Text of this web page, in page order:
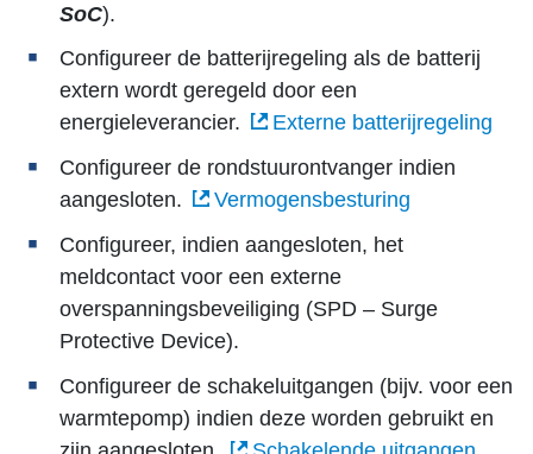
SoC).
Configureer de batterijregeling als de batterij
extern wordt geregeld door een
energieleverancier.
Externe batterijregeling
Configureer de rondstuurontvanger indien
aangesloten.
Vermogensbesturing
Configureer, indien aangesloten, het
meldcontact voor een externe
overspanningsbeveiliging (SPD – Surge
Protective Device).
Configureer de schakeluitgangen (bijv. voor een
warmtepomp) indien deze worden gebruikt en